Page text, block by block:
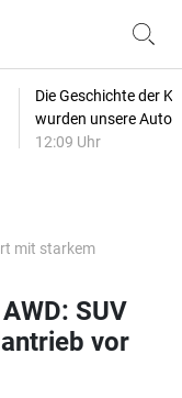
Die Geschichte der
wurden unsere
12:09 Uhr
mit starkem
SUV
vor